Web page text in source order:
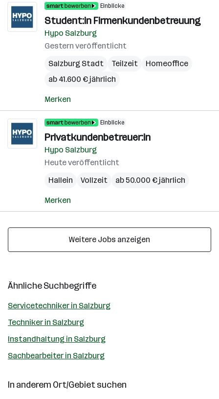
Einblicke
Student:in Firmenkundenbetreuung
Hypo Salzburg
Gestern veröffentlicht
Salzburg Stadt
Teilzeit
Homeoffice
ab 41.600 € jährlich
Merken
Einblicke
Privatkundenbetreuer:in
Hypo Salzburg
Heute veröffentlicht
Hallein
Vollzeit ab 50.000 € jährlich
Merken
Weitere Jobs anzeigen
Ähnliche Suchbegriffe
Servicetechniker in Salzburg
Techniker in Salzburg
Instandhaltung in Salzburg
Sachbearbeiter in Salzburg
In anderem Ort/Gebiet suchen